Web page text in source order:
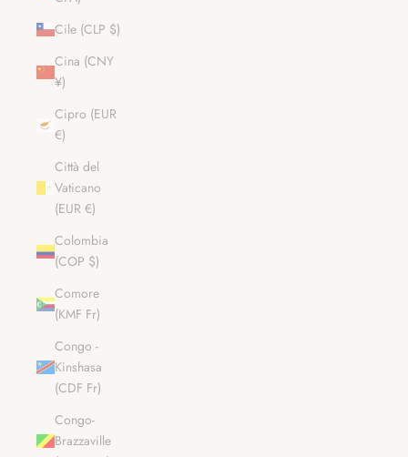
Cile (CLP $)
Cina (CNY
¥)
Cipro (EUR
€)
Città del
Vaticano
(EUR €)
Colombia
(COP $)
Comore
(KMF Fr)
Congo -
Kinshasa
(CDF Fr)
Congo-
Brazzaville